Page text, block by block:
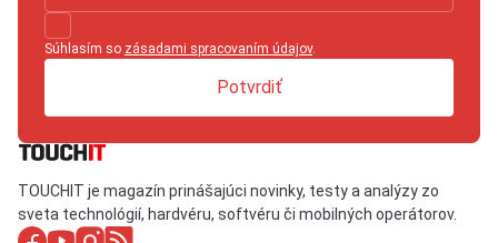
Súhlasím so zásadami spracovaním údajov.
Potvrdiť
TOUCHIT je magazín prinášajúci novinky, testy a analýzy zo
sveta technológií, hardvéru, softvéru či mobilných operátorov.